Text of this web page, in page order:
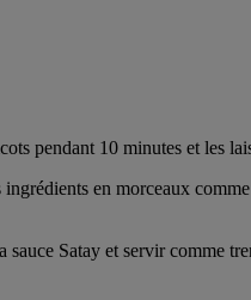
pendant 10 minutes et les
en morceaux
sauce Satay et servir comme